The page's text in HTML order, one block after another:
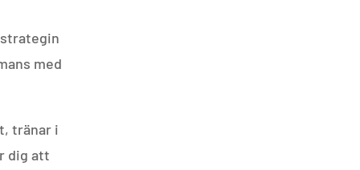
med
tränar i
dig att